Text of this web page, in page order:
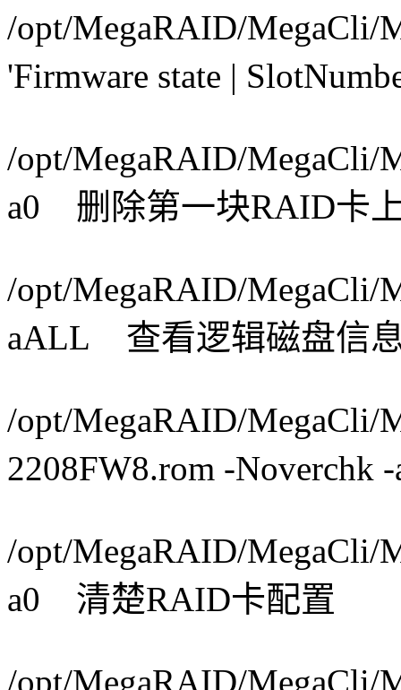
/opt/MegaRAID/MegaCli/
'Firmware state |
/opt/MegaRAID/MegaCli/
a0 删除第一块RAID卡
/opt/MegaRAID/
aALL 查看逻辑磁盘信
/opt/MegaRAID/MegaCli/
2208FW8.rom -
/opt/MegaRAID/MegaCli/
a0 清楚RAID卡配置
/opt/MegaRAID/MegaCli/